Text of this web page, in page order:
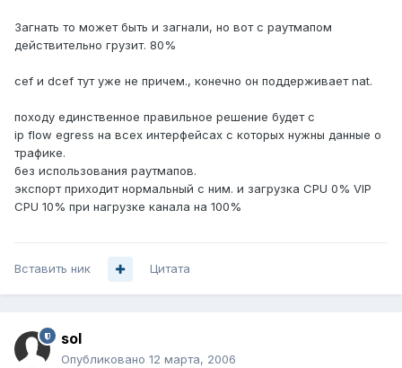
Загнать то может быть и загнали, но вот с раутмапом
действительно грузит. 80%
cef и dcef тут уже не причем., конечно он поддерживает nat.
походу единственное правильное решение будет с
ip flow egress на всех интерфейсах с которых нужны данные о
трафике.
без использования раутмапов.
экспорт приходит нормальный с ним. и загрузка CPU 0% VIP
CPU 10% при нагрузке канала на 100%
Вставить ник Цитата
sol
Опубликовано 12 марта, 2006